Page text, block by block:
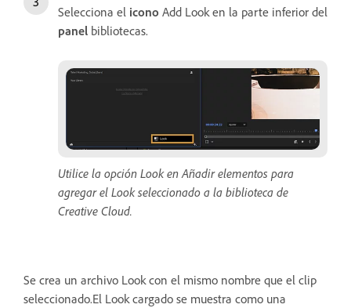
Selecciona el icono Add Look en la parte inferior del
panel bibliotecas.
Utilice la opción Look en Añadir elementos para
agregar el Look seleccionado a la biblioteca de
Creative Cloud.
Se crea un archivo Look con el mismo nombre que el clip
seleccionado.El Look cargado se muestra como una